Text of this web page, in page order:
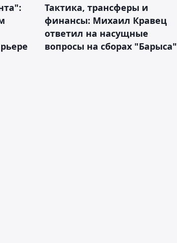
Тактика, трансферы и
финансы: Михаил Кравец
ответил на насущные
вопросы на сборах "Барыса"